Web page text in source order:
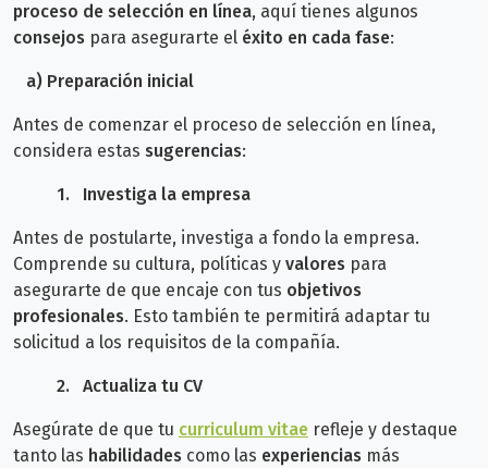
proceso de selección en línea, aquí tienes algunos
consejos para asegurarte el éxito en cada fase:
a) Preparación inicial
Antes de comenzar el proceso de selección en línea,
considera estas sugerencias:
1. Investiga la empresa
Antes de postularte, investiga a fondo la empresa.
Comprende su cultura, políticas y valores para
asegurarte de que encaje con tus objetivos
profesionales. Esto también te permitirá adaptar tu
solicitud a los requisitos de la compañía.
2. Actualiza tu CV
Asegúrate de que tu curriculum vitae refleje y destaque
tanto las habilidades como las experiencias más